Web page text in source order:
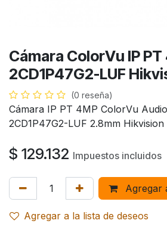
Cámara ColorVu IP PT
2CD1P47G2-LUF
(0 reseña)
Cámara IP PT 4MP ColorVu
2CD1P47G2-LUF 2.8mm Hikvision
$ 129.132 Impuestos incluidos
Agregar
Agregar a la lista de deseos